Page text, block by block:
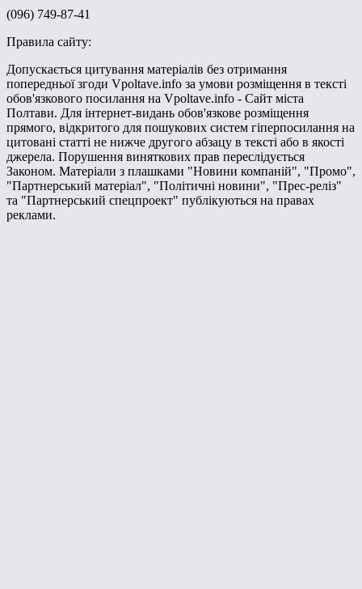
(096) 749-87-41
Правила сайту:
Допускається цитування матеріалів без отримання
попередньої згоди Vpoltave.info за умови розміщення в тексті
обов'язкового посилання на Vpoltave.info - Сайт міста
Полтави. Для інтернет-видань обов'язкове розміщення
прямого, відкритого для пошукових систем гіперпосилання на
цитовані статті не нижче другого абзацу в тексті або в якості
джерела. Порушення виняткових прав переслідується
Законом. Матеріали з плашками "Новини компаній", "Промо",
"Партнерський матеріал", "Політичні новини", "Прес-реліз"
та "Партнерський спецпроект" публікуються на правах
реклами.